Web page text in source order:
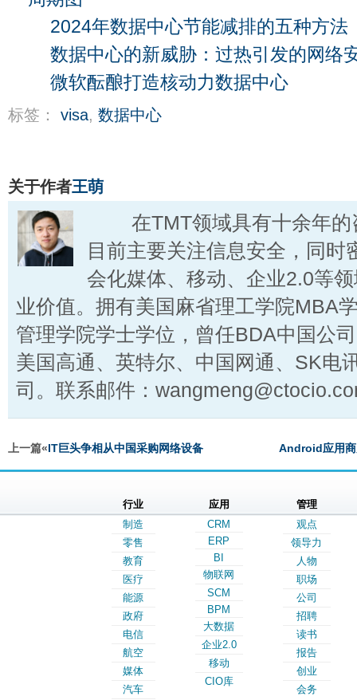
2024年数据中心节能减排的五种方法
数据中心的新威胁：过热引发的网络
微软酝酿打造核动力数据中心
标签： visa, 数据中心
关于作者王萌
在TMT领域具有十余年的
目前主要关注信息安全，同时
会化媒体、移动、企业2.0等
业价值。拥有美国麻省理工学院MBA
管理学院学士学位，曾任BDA中国公
美国高通、英特尔、中国网通、SK电
司。联系邮件：
上一篇«IT巨头争相从中国采购网络设备 Android应用
行业
制造
零售
教育
医疗
能源
政府
电信
航空
媒体
汽车
应用
CRM
ERP
BI
物联网
SCM
BPM
大数据
企业2.0
移动
CIO库
管理
观点
领导力
人物
职场
公司
招聘
读书
报告
创业
会务